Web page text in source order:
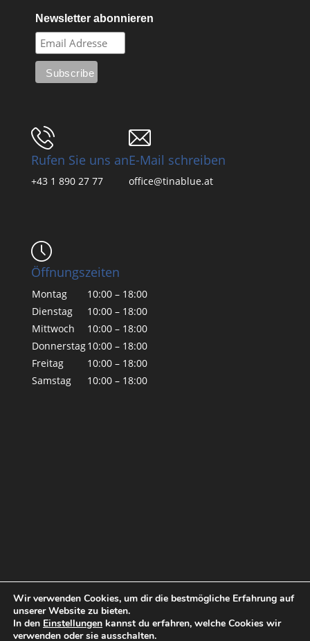
Newsletter abonnieren
Rufen Sie uns an
+43 1 890 27 77
E-Mail schreiben
office@tinablue.at
Öffnungszeiten
Montag
10:00 – 18:00
Dienstag
10:00 – 18:00
Mittwoch
10:00 – 18:00
Donnerstag10:00 – 18:00
Freitag
10:00 – 18:00
Samstag
10:00 – 18:00
© by Tina Blue 2019 Impressum
Wir verwenden Cookies, um dir die bestmögliche Erfahrung auf
unserer Website zu bieten.
In den Einstellungen kannst du erfahren, welche Cookies wir
verwenden oder sie ausschalten.